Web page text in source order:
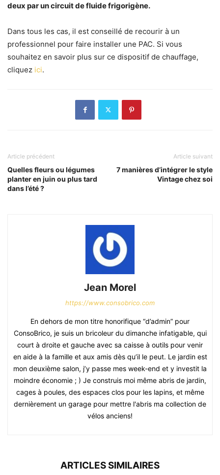
deux par un circuit de fluide frigorigène.
Dans tous les cas, il est conseillé de recourir à un
professionnel pour faire installer une PAC. Si vous
souhaitez en savoir plus sur ce dispositif de chauffage,
cliquez ici.
Article précédent
Quelles fleurs ou légumes
planter en juin ou plus tard
dans l’été ?
Article suivant
7 manières d’intégrer le style
Vintage chez soi
Jean Morel
https://www.consobrico.com
En dehors de mon titre honorifique “d’admin” pour
ConsoBrico, je suis un bricoleur du dimanche infatigable, qui
court à droite et gauche avec sa caisse à outils pour venir
en aide à la famille et aux amis dès qu’il le peut. Le jardin est
mon deuxième salon, j’y passe mes week-end et y investit la
moindre économie ; ) Je construis moi même abris de jardin,
cages à poules, des espaces clos pour les lapins, et même
dernièrement un garage pour mettre l'abris ma collection de
vélos anciens!
ARTICLES SIMILAIRES